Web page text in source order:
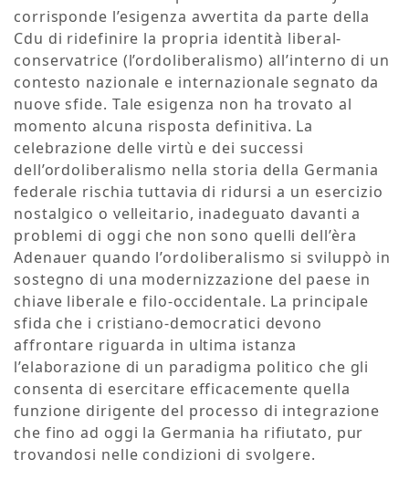
corrisponde l’esigenza avvertita da parte della
Cdu di ridefinire la propria identità liberal-
conservatrice (l’ordoliberalismo) all’interno di un
contesto nazionale e internazionale segnato da
nuove sfide. Tale esigenza non ha trovato al
momento alcuna risposta definitiva. La
celebrazione delle virtù e dei successi
dell’ordoliberalismo nella storia della Germania
federale rischia tuttavia di ridursi a un esercizio
nostalgico o velleitario, inadeguato davanti a
problemi di oggi che non sono quelli dell’èra
Adenauer quando l’ordoliberalismo si sviluppò in
sostegno di una modernizzazione del paese in
chiave liberale e filo-occidentale. La principale
sfida che i cristiano-democratici devono
affrontare riguarda in ultima istanza
l’elaborazione di un paradigma politico che gli
consenta di esercitare efficacemente quella
funzione dirigente del processo di integrazione
che fino ad oggi la Germania ha rifiutato, pur
trovandosi nelle condizioni di svolgere.